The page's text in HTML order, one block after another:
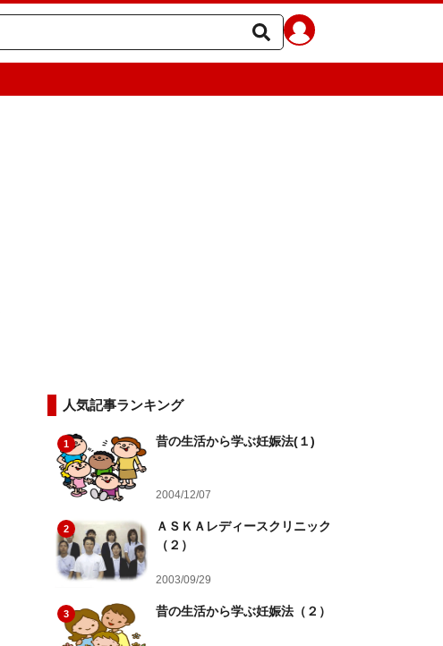
人気記事ランキング
1 昔の生活から学ぶ妊娠法(１)
2004/12/07
2
ＡＳＫＡレディースクリニック
（２）
2003/09/29
3 昔の生活から学ぶ妊娠法（２）